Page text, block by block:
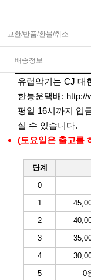
교환/반품/환불/취소
배송정보
유럽악기는 CJ 대
한통운택배: http://
평일 16시까지 입
실 수 있습니다.
(토요일은 출고를
단계
0
1
2
3
4
5
0